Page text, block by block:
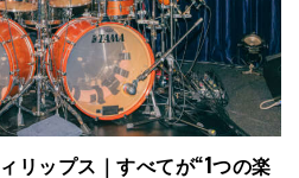
リップス｜すべてが“1つの楽